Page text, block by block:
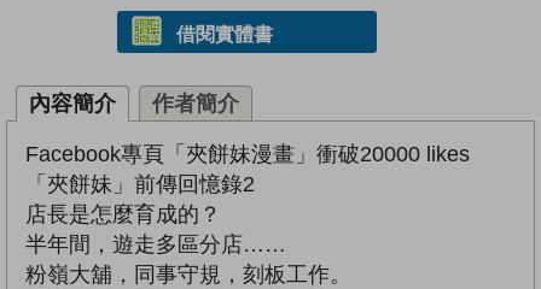
借閱實體書
內容簡介 作者簡介
Facebook專頁「夾餅妹漫畫」衝破20000 likes
「夾餅妹」前傳回憶錄2
店長是怎麼育成的？
半年間，遊走多區分店……
粉嶺大舖，同事守規，刻板工作。